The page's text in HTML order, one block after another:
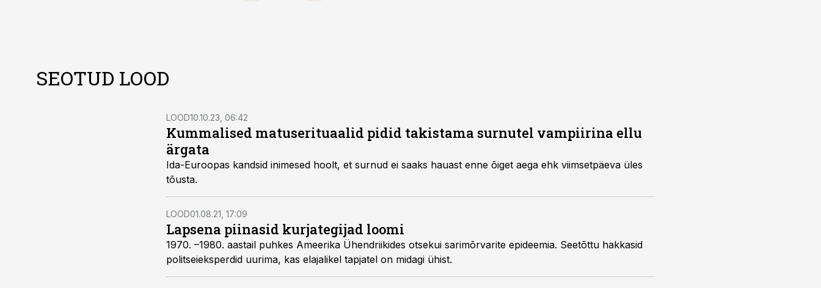
SEOTUD LOOD
LOOD10.10.23, 06:42
Kummalised matuserituaalid pidid takistama surnutel vampiirina ellu
ärgata
Ida-Euroopas kandsid inimesed hoolt, et surnud ei saaks hauast enne õiget aega ehk viimsetpäeva üles
tõusta.
LOOD01.08.21, 17:09
Lapsena piinasid kurjategijad loomi
1970. –1980. aastail puhkes Ameerika Ühendriikides otsekui sarimõrvarite epideemia. Seetõttu hakkasid
politseieksperdid uurima, kas elajalikel tapjatel on midagi ühist.